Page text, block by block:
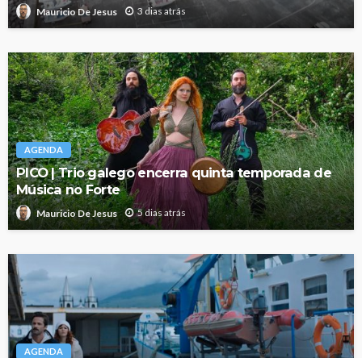
Mauricio De Jesus 3 dias atrás
AGENDA
PICO | Trio galego encerra quinta temporada de
Música no Forte
Mauricio De Jesus 5 dias atrás
AGENDA